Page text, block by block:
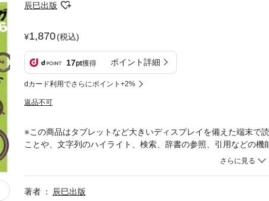
辰巳出版
1,870(税込)
17pt獲得 ポイント詳細
dカード利用でさらにポイント+2%
返品不可
※この商品はタブレットなど大きいディスプレイを備えた端末で
ことや、文字列のハイライト、検索、辞書の参照、引用などの機
自転車旅の相棒として人気の小径自転車。ロードバイクやMTB
するマニアにも役立つ1冊です。最新モデルを掲載折りたたみ自
著者
辰巳出版